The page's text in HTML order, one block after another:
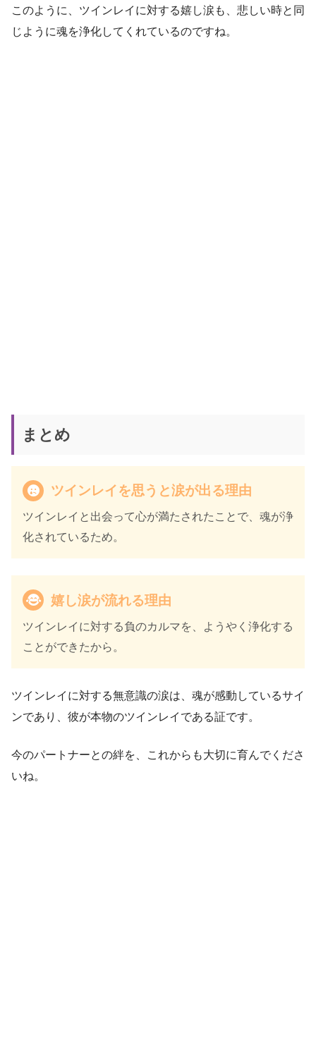
このように、ツインレイに対する嬉し涙も、悲しい時と同
じように魂を浄化してくれているのですね。
まとめ
ツインレイを思うと涙が出る理由
ツインレイと出会って心が満たされたことで、魂が浄
化されているため。
嬉し涙が流れる理由
ツインレイに対する負のカルマを、ようやく浄化する
ことができたから。
ツインレイに対する無意識の涙は、魂が感動しているサイ
ンであり、彼が本物のツインレイである証です。
今のパートナーとの絆を、これからも大切に育んでくださ
いね。